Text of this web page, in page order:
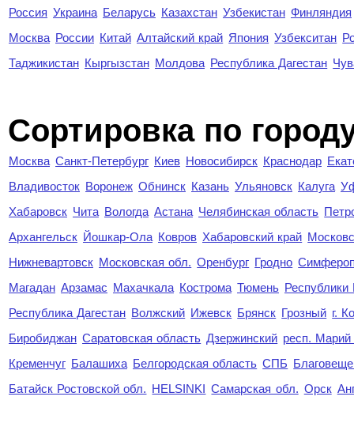
Россия Украина Беларусь Казахстан Узбекистан Финляндия
Москва России Китай Алтайский край Япония Узбекситан
Таджикистан Кыргызстан Молдова Республика Дагестан
Cортировка по
Москва Санкт-Петербург Киев Новосибирск Краснодар
Владивосток Воронеж Обнинск Казань Ульяновск Калуга
Хабаровск Чита Вологда Астана Челябинская область
Архангельск Йошкар-Ола Ковров Хабаровский край
Нижневартовск Московская обл. Оренбург Гродно
Магадан Арзамас Махачкала Кострома Тюмень Республики
Республика Дагестан Волжский Ижевск Брянск Грозный г.
Биробиджан Саратовская область Дзержинский респ.
Кременчуг Балашиха Белгородская область СПБ
Батайск Ростовской обл. HELSINKI Самарская обл. Орск